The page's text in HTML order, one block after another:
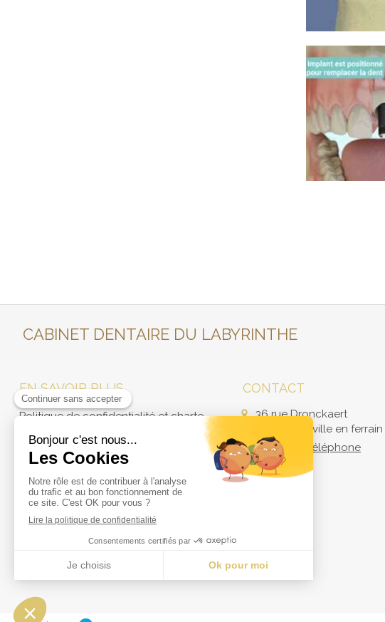
CABINET DENTAIRE DU LABYRINTHE
EN SAVOIR PLUS
Politique de confidentialité et charte
Mentions légales
Charte déontologique
Ordre national
Annuaires chirurgiens dentistes
CONTACT
36 rue Dronckaert
Neuville en ferrain
Afficher le téléphone